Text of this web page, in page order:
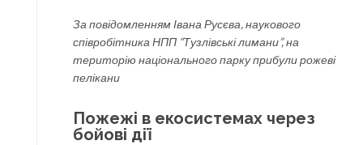
За повідомленням Івана Русєва, наукового
співробітника НПП “Тузлівські лимани”, на
територію національного парку прибули рожеві
пелікани
Пожежі в екосистемах через
бойові дії